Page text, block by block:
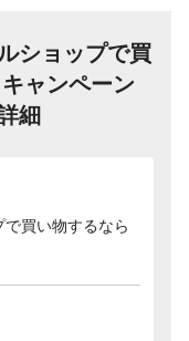
ショップで買
ャンペーン
細
買い物するなら